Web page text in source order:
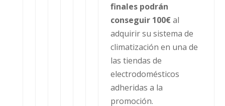
finales podrán
conseguir 100€al
adquirir su sistema de
climatización en una de
las tiendas de
electrodomésticos
adheridas a la
promoción.